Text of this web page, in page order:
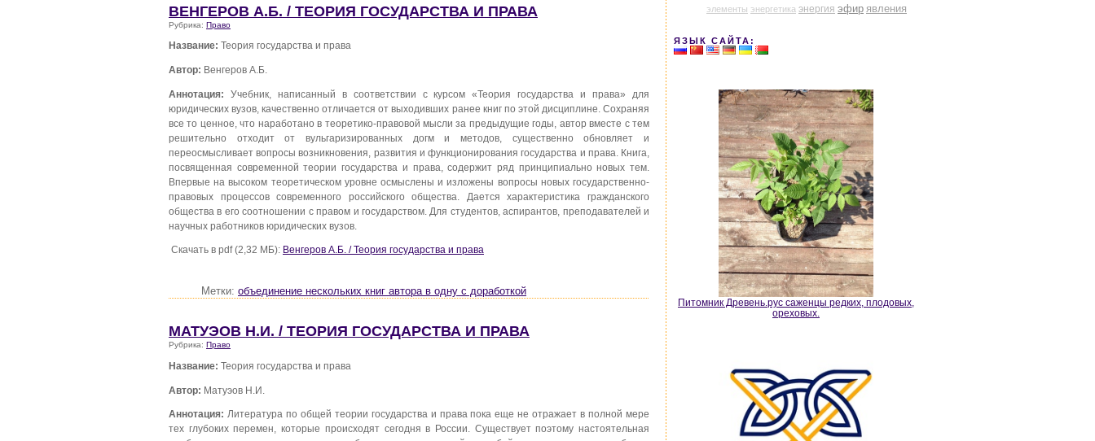
ВЕНГЕРОВ А.Б. / ТЕОРИЯ ГОСУДАРСТВА И ПРАВА
Рубрика: Право
Название: Теория государства и права
Автор: Венгеров А.Б.
Аннотация: Учебник, написанный в соответствии с курсом «Теория государства и права» для
юридических вузов, качественно отличается от выходивших ранее книг по этой дисциплине. Сохраняя
все то ценное, что наработано в теоретико-правовой мысли за предыдущие годы, автор вместе с тем
решительно отходит от вульгаризированных догм и методов, существенно обновляет и
переосмысливает вопросы возникновения, развития и функционирования государства и права. Книга,
посвященная современной теории государства и права, содержит ряд принципиально новых тем.
Впервые на высоком теоретическом уровне осмыслены и изложены вопросы новых государственно-
правовых процессов современного российского общества. Дается характеристика гражданского
общества в его соотношении с правом и государством. Для студентов, аспирантов, преподавателей и
научных работников юридических вузов.
Скачать в pdf (2,32 МБ): Венгеров А.Б. / Теория государства и права
Метки: объединение нескольких книг автора в одну с доработкой
МАТУЭОВ Н.И. / ТЕОРИЯ ГОСУДАРСТВА И ПРАВА
Рубрика: Право
Название: Теория государства и права
Автор: Матуэов Н.И.
Аннотация: Литература по общей теории государства и права пока еще не отражает в полной мере
тех глубоких перемен, которые происходят сегодня в России. Существует поэтому настоятельная
элементы энергетика энергия эфир явления
ЯЗЫК САЙТА:
Питомник Древень.рус саженцы редких, плодовых,
ореховых.